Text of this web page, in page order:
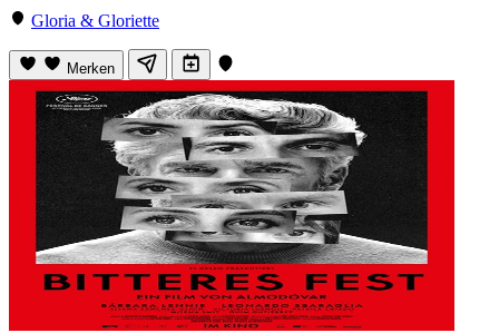
Gloria & Gloriette
Merken